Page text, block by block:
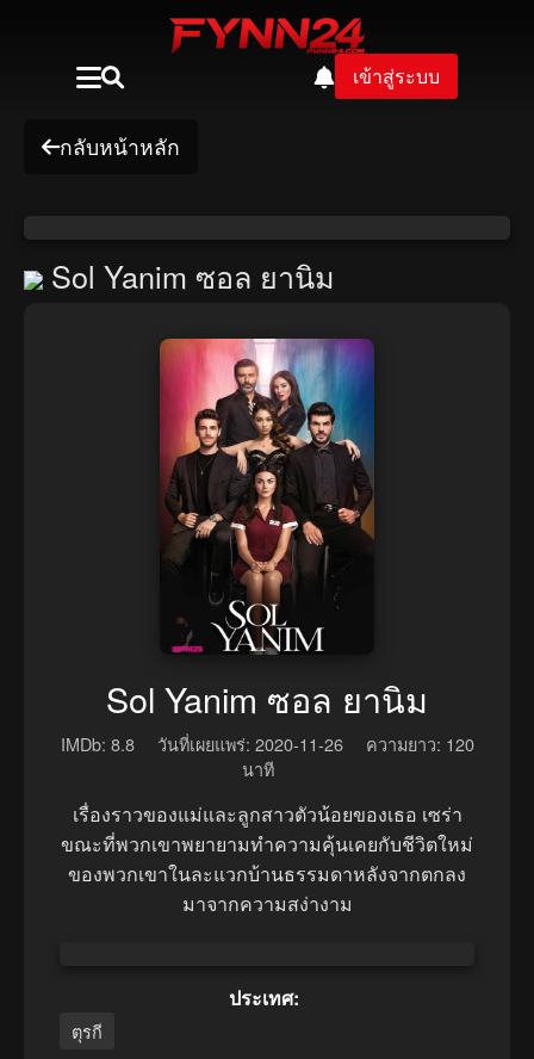
เข้าสู่ระบบ
กลับหน้าหลัก
Sol Yanim ซอล ยานิม
Sol Yanim ซอล ยานิม
IMDb: 8.8 วันที่เผยแพร่: 2020-11-26
ความยาว: 120
นาที
เรื่องราวของแม่และลูกสาวตัวน้อยของเธอ เซร่า
ขณะที่พวกเขาพยายามทำความคุ้นเคยกับชีวิตใหม่
ของพวกเขาในละแวกบ้านธรรมดาหลังจากตกลง
มาจากความสง่างาม
ประเทศ:
ตุรกี